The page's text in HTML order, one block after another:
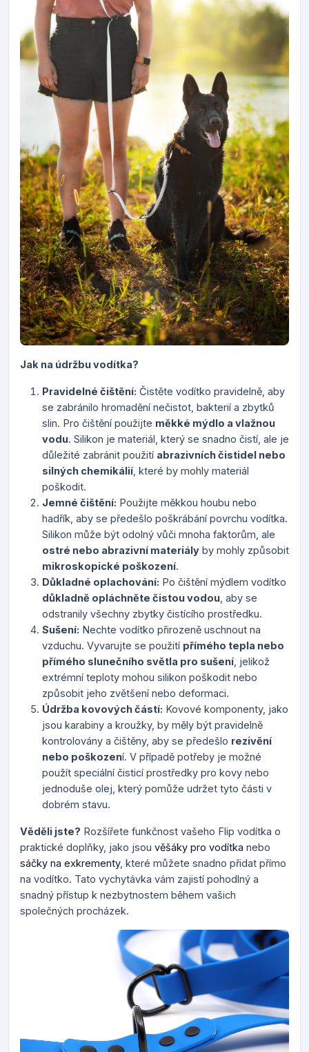
Jak na údržbu vodítka?
Pravidelné čištění: Čistěte vodítko pravidelně, aby
se zabránilo hromadění nečistot, bakterií a zbytků
slin. Pro čištění použijte měkké mýdlo a vlažnou
vodu. Silikon je materiál, který se snadno čistí, ale je
důležité zabránit použití abrazivních čistidel nebo
silných chemikálií , které by mohly materiál
poškodit.
Jemné čištění: Použijte měkkou houbu nebo
hadřík, aby se předešlo poškrábání povrchu vodítka.
Silikon může být odolný vůči mnoha faktorům, ale
ostré nebo abrazivní materiály by mohly způsobit
mikroskopické poškození.
Důkladné oplachování: Po čištění mýdlem vodítko
důkladně opláchněte čistou vodou , aby se
odstranily všechny zbytky čistícího prostředku.
Sušení: Nechte vodítko přirozeně uschnout na
vzduchu. Vyvarujte se použití přímého tepla nebo
přímého slunečního světla pro sušení , jelikož
extrémní teploty mohou silikon poškodit nebo
způsobit jeho zvětšení nebo deformaci.
Údržba kovových částí: Kovové komponenty, jako
jsou karabiny a kroužky, by měly být pravidelně
kontrolovány a čištěny, aby se předešlo rezivění
nebo poškození. V případě potřeby je možné
použít speciální čisticí prostředky pro kovy nebo
jednoduše olej, který pomůže udržet tyto části v
dobrém stavu.
Věděli jste? Rozšířete funkčnost vašeho Flip vodítka o
praktické doplňky, jako jsou věšáky pro vodítka nebo
sáčky na exkrementy, které můžete snadno přidat přímo
na vodítko. Tato vychytávka vám zajistí pohodlný a
snadný přístup k nezbytnostem během vašich
společných procházek.